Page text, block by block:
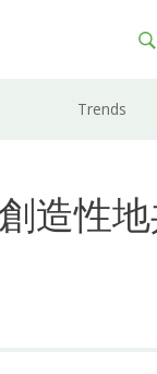
Trends
造性